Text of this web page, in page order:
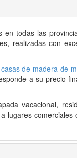
en todas las
realizadas con
casas de madera de
a su precio
vacacional,
lugares comerciales